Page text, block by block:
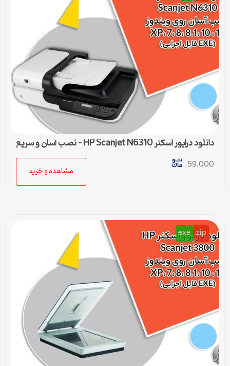
دانلود درایور اسکنر HP Scanjet N6310 – نصب آسان و سریع
برای تمامی ویندوزها
59,000
مشاهده و خرید
zip
exe